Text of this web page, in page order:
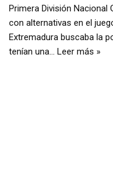
Primera División Nacional
con alternativas en el
Extremadura buscaba la
tenían una… Leer más »